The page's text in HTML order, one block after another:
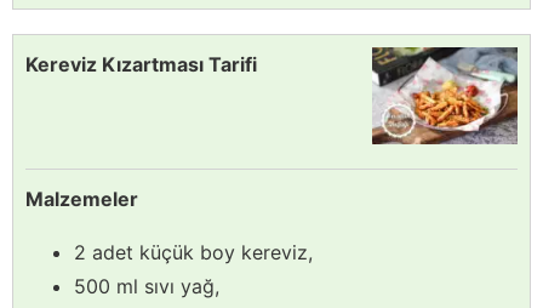
Kereviz Kızartması Tarifi
Malzemeler
2 adet küçük boy kereviz,
500 ml sıvı yağ,